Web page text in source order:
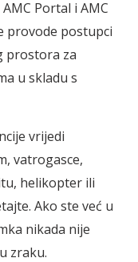
Portal i AMC
provode postupci
prostora za
u skladu s
vrijedi
vatrogasce,
helikopter ili
Ako ste već u
nikada nije
zraku.